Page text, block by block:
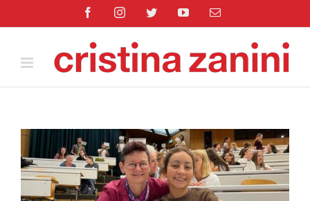
FacebookInstagramTwitterYouTubeEmail
Ingrandisci
immagine